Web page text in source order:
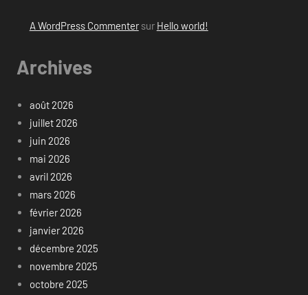
A WordPress Commentersur Hello world!
Archives
août 2026
juillet 2026
juin 2026
mai 2026
avril 2026
mars 2026
février 2026
janvier 2026
décembre 2025
novembre 2025
octobre 2025